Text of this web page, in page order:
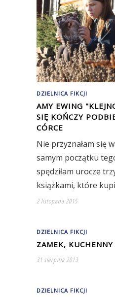
DZIELNICA FIKCJI
AMY EWING
SIĘ KOŃCZY
CÓRCE
Nie przyznałam się
samym początku
spędziłam urocze
książkami, które
2 listopada 2015
DZIELNICA FIKCJI
ZAMEK,
31 sierpnia 2013
DZIELNICA FIKCJI